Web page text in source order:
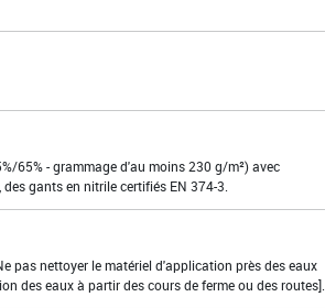
65% - grammage d'au moins 230 g/m²) avec
gants en nitrile certifiés EN 374-3.
pas nettoyer le matériel d'application près des eaux
des eaux à partir des cours de ferme ou des routes].